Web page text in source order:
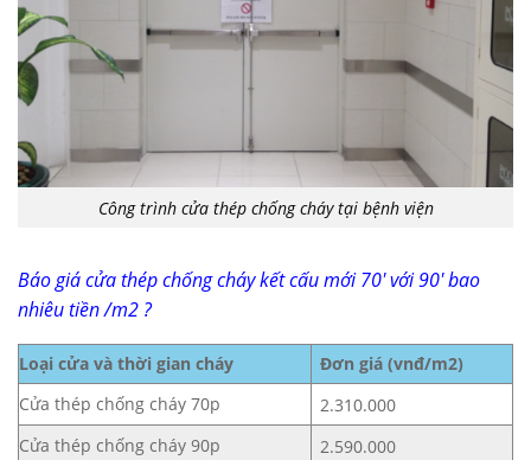
Công trình cửa thép chống cháy tại bệnh viện
Báo giá cửa thép chống cháy kết cấu mới 70′ với 90′ bao
nhiêu tiền /m2 ?
Loại cửa và thời gian cháy
Đơn giá (vnđ/m2)
Cửa thép chống cháy 70p
2.310.000
Cửa thép chống cháy 90p
2.590.000